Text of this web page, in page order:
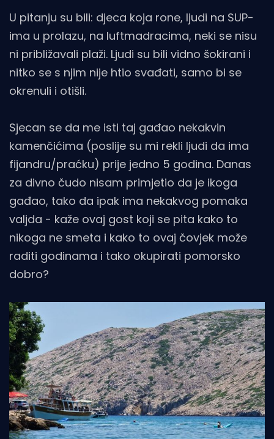
U pitanju su bili: djeca koja rone, ljudi na SUP-
ima u prolazu, na luftmadracima, neki se nisu
ni približavali plaži. Ljudi su bili vidno šokirani i
nitko se s njim nije htio svađati, samo bi se
okrenuli i otišli.
Sjecan se da me isti taj gađao nekakvin
kamenčićima (poslije su mi rekli ljudi da ima
fijandru/praćku) prije jedno 5 godina. Danas
za divno čudo nisam primjetio da je ikoga
gađao, tako da ipak ima nekakvog pomaka
valjda - kaže ovaj gost koji se pita kako to
nikoga ne smeta i kako to ovaj čovjek može
raditi godinama i tako okupirati pomorsko
dobro?